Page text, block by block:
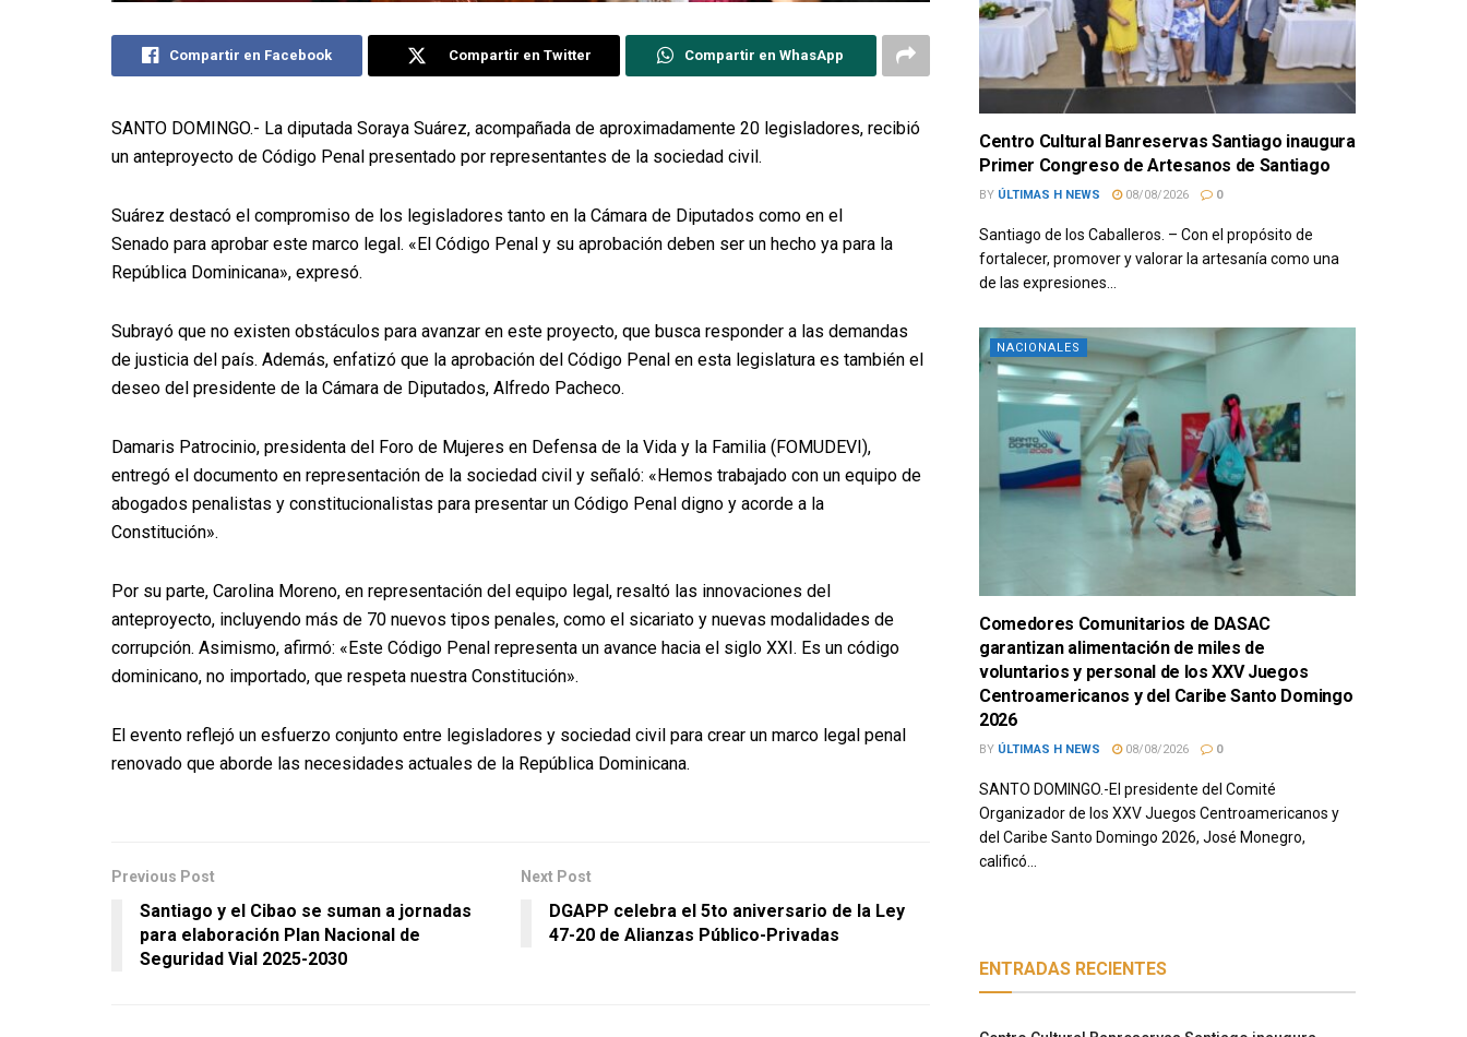
Compartir en Facebook Compartir en Twitter Compartir en WhasApp
SANTO DOMINGO.- La diputada Soraya Suárez, acompañada de aproximadamente 20 legisladores, recibió
un anteproyecto de Código Penal presentado por representantes de la sociedad civil.
Suárez destacó el compromiso de los legisladores tanto en la Cámara de Diputados como en el
Senado para aprobar este marco legal. «El Código Penal y su aprobación deben ser un hecho ya para la
República Dominicana», expresó.
Subrayó que no existen obstáculos para avanzar en este proyecto, que busca responder a las demandas
de justicia del país. Además, enfatizó que la aprobación del Código Penal en esta legislatura es también el
deseo del presidente de la Cámara de Diputados, Alfredo Pacheco.
Damaris Patrocinio, presidenta del Foro de Mujeres en Defensa de la Vida y la Familia (FOMUDEVI),
entregó el documento en representación de la sociedad civil y señaló: «Hemos trabajado con un equipo de
abogados penalistas y constitucionalistas para presentar un Código Penal digno y acorde a la
Constitución».
Por su parte, Carolina Moreno, en representación del equipo legal, resaltó las innovaciones del
anteproyecto, incluyendo más de 70 nuevos tipos penales, como el sicariato y nuevas modalidades de
corrupción. Asimismo, afirmó: «Este Código Penal representa un avance hacia el siglo XXI. Es un código
dominicano, no importado, que respeta nuestra Constitución».
El evento reflejó un esfuerzo conjunto entre legisladores y sociedad civil para crear un marco legal penal
renovado que aborde las necesidades actuales de la República Dominicana.
Previous Post
Santiago y el Cibao se suman a jornadas
para elaboración Plan Nacional de
Seguridad Vial 2025-2030
Next Post
DGAPP celebra el 5to aniversario de la Ley
47-20 de Alianzas Público-Privadas
Centro Cultural Banreservas Santiago inaugura
Primer Congreso de Artesanos de Santiago
BY ÚLTIMAS H NEWS 08/08/2026 0
Santiago de los Caballeros. – Con el propósito de
fortalecer, promover y valorar la artesanía como una
de las expresiones...
NACIONALES
Comedores Comunitarios de DASAC
garantizan alimentación de miles de
voluntarios y personal de los XXV Juegos
Centroamericanos y del Caribe Santo Domingo
2026
BY ÚLTIMAS H NEWS 08/08/2026 0
SANTO DOMINGO.-El presidente del Comité
Organizador de los XXV Juegos Centroamericanos y
del Caribe Santo Domingo 2026, José Monegro,
calificó...
ENTRADAS RECIENTES